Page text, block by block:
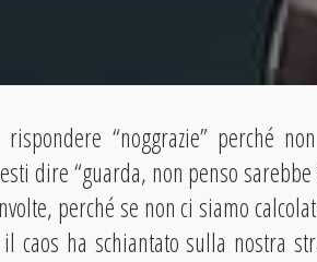
“noggrazie” perché
dire “guarda, non penso
perché se non ci siamo
caos ha schiantato sulla nostra